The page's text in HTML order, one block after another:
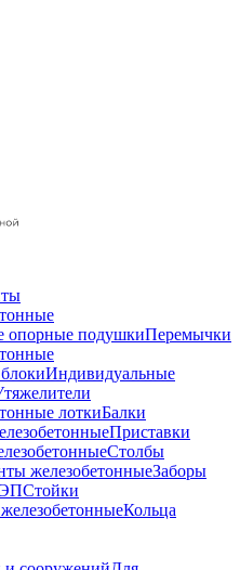
опорные подушкиПеремычки
Индивидуальные
лоткиБалки
Приставки
Столбы
железобетонныеЗаборы
Стойки
Кольца